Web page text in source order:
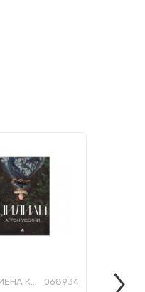
СОВРЕМЕНА КНИЖЕВНОСТ 068934